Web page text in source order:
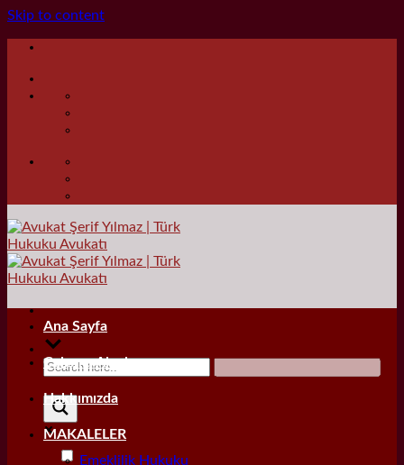
Skip to content
Ana Sayfa
Çalışma Alanları
Hakkımızda
MAKALELER
Emeklilik Hukuku